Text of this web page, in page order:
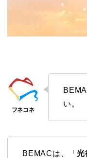
い。
BEMACは、「光